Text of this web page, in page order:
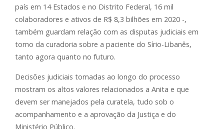
país em 14 Estados e no Distrito Federal, 16 mil
colaboradores e ativos de R$ 8,3 bilhões em 2020 -,
também guardam relação com as disputas judiciais em
torno da curadoria sobre a paciente do Sírio-Libanês,
tanto agora quanto no futuro.
Decisões judiciais tomadas ao longo do processo
mostram os altos valores relacionados a Anita e que
devem ser manejados pela curatela, tudo sob o
acompanhamento e a aprovação da Justiça e do
Ministério Público.